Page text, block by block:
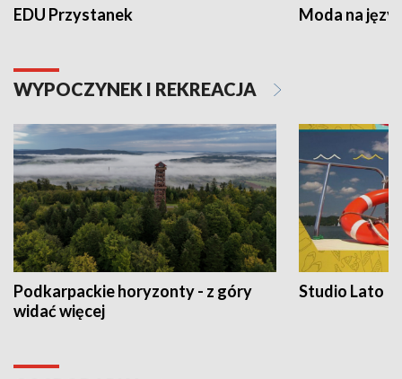
EDU Przystanek Moda na
WYPOCZYNEK I REKREACJA
Podkarpackie horyzonty - z góry
widać więcej
Studio Lato